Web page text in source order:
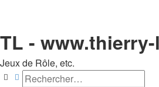
TL -
Jeux de Rôle, etc.
Rechercher
Recherche avancée